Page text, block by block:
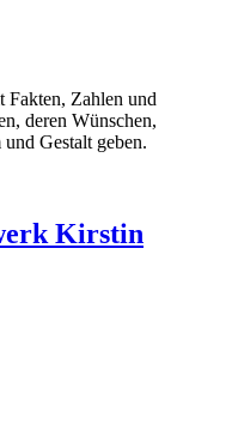
Fakten, Zahlen und
deren Wünschen,
Gestalt geben.
Kirstin